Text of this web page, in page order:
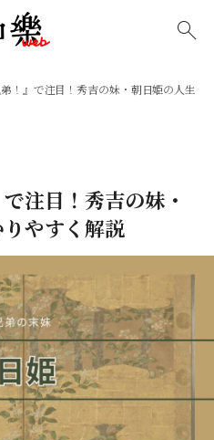
！』で注目！秀吉の妹・朝日姫の人生
注目！秀吉の妹・
やすく解説